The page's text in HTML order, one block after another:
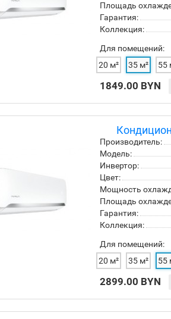
Площадь
Гарантия:
Коллекция:
Для помещений:
20 м²
35 м² 55
1849.00 BYN
Производитель:
Модель:
Инвертор:
Цвет:
Мощность
Площадь
Гарантия:
Коллекция:
Для помещений:
20 м²
35 м² 55
2899.00 BYN